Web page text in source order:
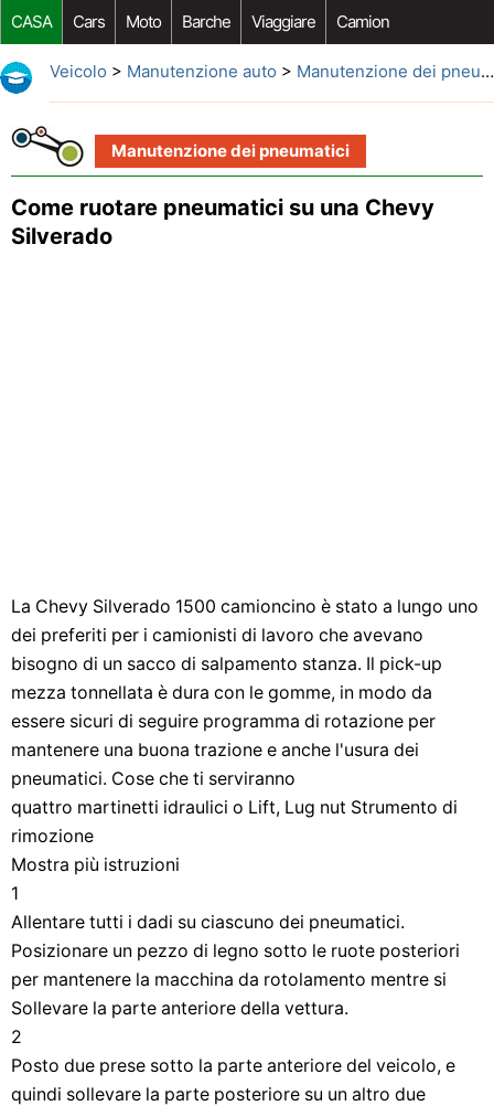
CASA Cars Moto Barche Viaggiare Camion
Riparazione Auto Acquisto Auto Car Opzioni Aftermarket
Veicolo > Manutenzione auto > Manutenzione dei pneumatici
Manutenzione dei pneumatici
Come ruotare pneumatici su una Chevy
Silverado
La Chevy Silverado 1500 camioncino è stato a lungo uno
dei preferiti per i camionisti di lavoro che avevano
bisogno di un sacco di salpamento stanza. Il pick-up
mezza tonnellata è dura con le gomme, in modo da
essere sicuri di seguire programma di rotazione per
mantenere una buona trazione e anche l'usura dei
pneumatici. Cose che ti serviranno
quattro martinetti idraulici o Lift, Lug nut Strumento di
rimozione
Mostra più istruzioni
1
Allentare tutti i dadi su ciascuno dei pneumatici.
Posizionare un pezzo di legno sotto le ruote posteriori
per mantenere la macchina da rotolamento mentre si
Sollevare la parte anteriore della vettura.
2
Posto due prese sotto la parte anteriore del veicolo, e
quindi sollevare la parte posteriore su un altro due